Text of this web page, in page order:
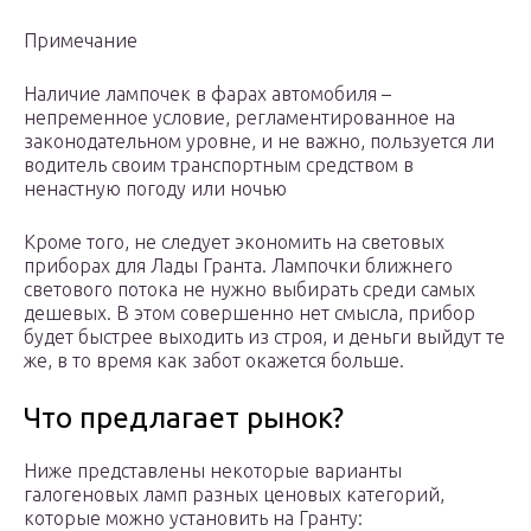
Примечание
Наличие лампочек в фарах автомобиля –
непременное условие, регламентированное на
законодательном уровне, и не важно, пользуется ли
водитель своим транспортным средством в
ненастную погоду или ночью
Кроме того, не следует экономить на световых
приборах для Лады Гранта. Лампочки ближнего
светового потока не нужно выбирать среди самых
дешевых. В этом совершенно нет смысла, прибор
будет быстрее выходить из строя, и деньги выйдут те
же, в то время как забот окажется больше.
Что предлагает рынок?
Ниже представлены некоторые варианты
галогеновых ламп разных ценовых категорий,
которые можно установить на Гранту: